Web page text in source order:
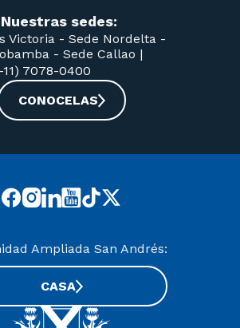
Nuestras sedes:
Victoria - Sede Nordelta -
- Sede Callao |
11) 7078-0400
CONOCELAS
Ampliada San Andrés:
CASA